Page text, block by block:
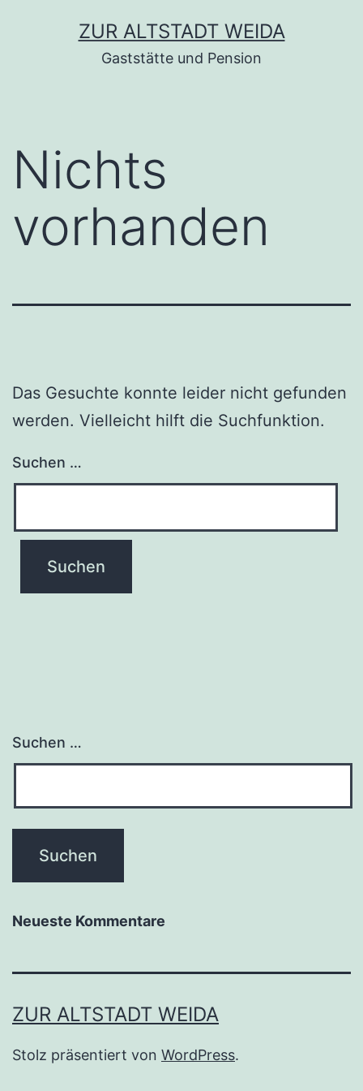
ZUR ALTSTADT WEIDA
Gaststätte und Pension
Nichts
vorhanden
Das Gesuchte konnte leider nicht gefunden
werden. Vielleicht hilft die Suchfunktion.
Suchen …
Suchen …
Neueste Kommentare
ZUR ALTSTADT WEIDA
Stolz präsentiert von WordPress.